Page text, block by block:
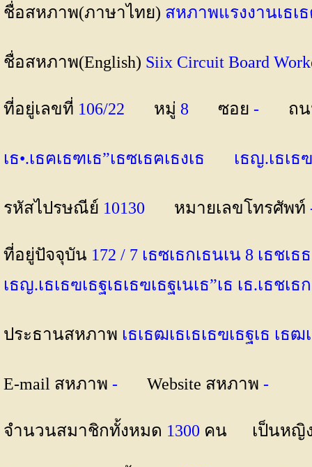
ชื่อสหภาพ(ภาษาไทย) สหภาพแรงงานเธเธตเ
ชื่อสหภาพ(English) Siix Circuit Board
ที่อยู่เลขที่ 106/22 หมู่ 8 ซอย - ถ
เธ•.เธฅเธฑเธ”เธซเธฅเธงเธ เธญ.เธเธ
รหัสไปรษณีย์ 10130 หมายเลขโทรศัพท์
ที่อยู่ปัจจุบัน 172 / 7 เธซเธกเธนเน 8 เธชเธธ
เธญ.เธเธฃเธฐเธเธฃเธฐเนเธ”เธ เธ.
ประธานสหภาพ เธเธฒเธเธเธฃเธฐเธ เ
E-mail สหภาพ - Website สหภาพ -
จำนวนสมาชิกทั้งหมด 1300 คน เป็นหญิ